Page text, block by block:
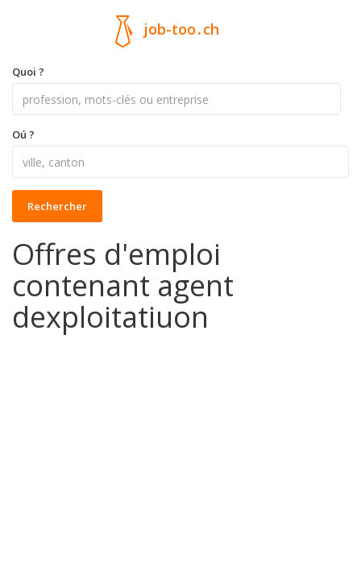
job-too.ch
Quoi ?
Oú ?
Rechercher
Offres d'emploi
contenant agent
dexploitatiuon